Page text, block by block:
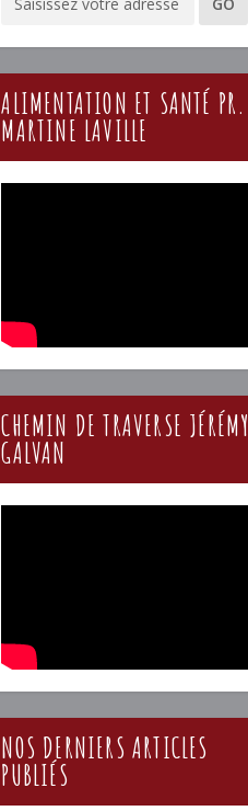
ALIMENTATION ET SANTÉ PR.
MARTINE LAVILLE
CHEMIN DE TRAVERSE JÉRÉMY
GALVAN
NOS DERNIERS ARTICLES
PUBLIÉS